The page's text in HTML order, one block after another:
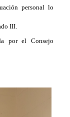
personal lo
III.
por el Consejo